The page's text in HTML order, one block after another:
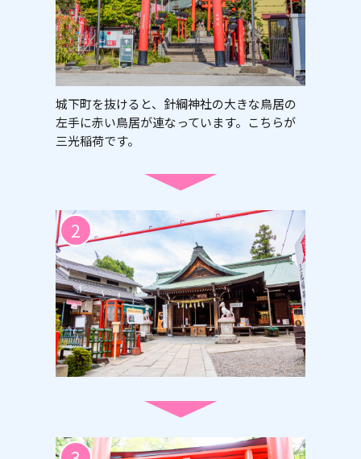
城下町を抜けると、針綱神社の大きな鳥居の
左手に赤い鳥居が連なっています。こちらが
三光稲荷です。
2